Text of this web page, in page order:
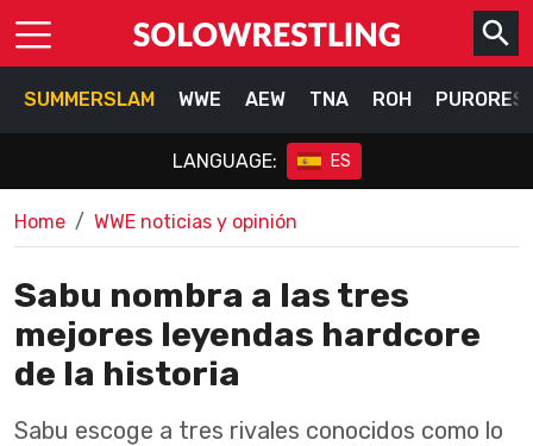
SUMMERSLAM WWE AEW TNA ROH
LANGUAGE: ES
Home WWE noticias y opinión
Sabu nombra a las tres
mejores leyendas hardcore
de la historia
Sabu escoge a tres rivales conocidos como lo